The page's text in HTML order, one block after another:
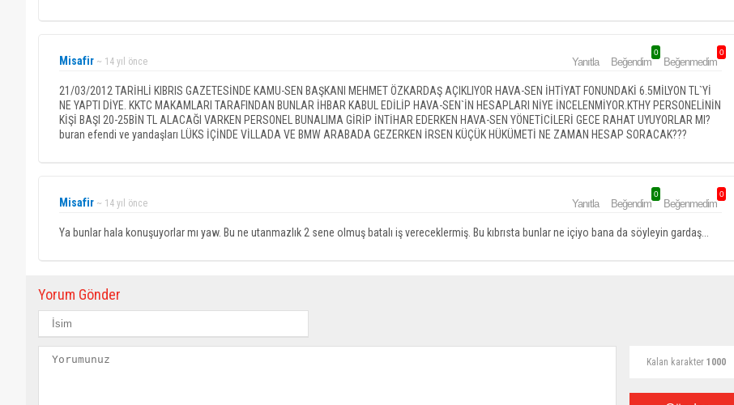
Misafir ~ 14 yıl önce Yanıtla Beğendim
0
Beğenmedim
0
21/03/2012 TARİHLİ KIBRIS GAZETESİNDE KAMU-SEN BAŞKANI MEHMET ÖZKARDAŞ AÇIKLIYOR HAVA-SEN İHTİYAT FONUNDAKİ 6.5MİLYON TL`Yİ
NE YAPTI DİYE. KKTC MAKAMLARI TARAFINDAN BUNLAR İHBAR KABUL EDİLİP HAVA-SEN`İN HESAPLARI NİYE İNCELENMİYOR.KTHY PERSONELİNİN
KİŞİ BAŞI 20-25BİN TL ALACAĞI VARKEN PERSONEL BUNALIMA GİRİP İNTİHAR EDERKEN HAVA-SEN YÖNETİCİLERİ GECE RAHAT UYUYORLAR MI?
buran efendi ve yandaşları LÜKS İÇİNDE VİLLADA VE BMW ARABADA GEZERKEN İRSEN KÜÇÜK HÜKÜMETİ NE ZAMAN HESAP SORACAK???
Misafir ~ 14 yıl önce Yanıtla Beğendim
0
Beğenmedim
0
Ya bunlar hala konuşuyorlar mı yaw. Bu ne utanmazlık 2 sene olmuş batalı iş vereceklermiş. Bu kıbrısta bunlar ne içiyo bana da söyleyin gardaş...
Yorum Gönder
Kalan karakter 1000